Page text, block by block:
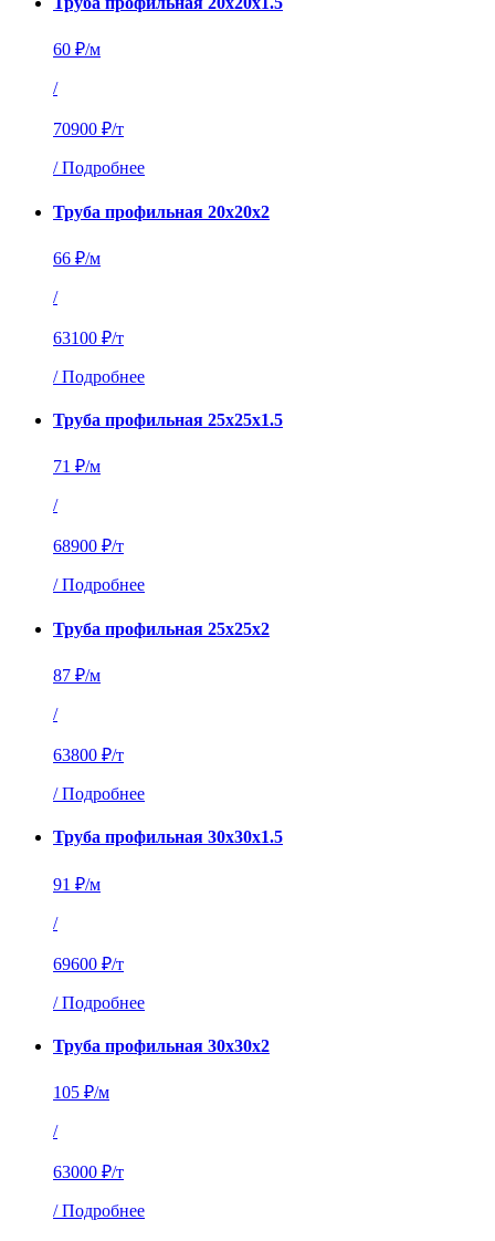
60 ₽/м
/
70900 ₽/т
/ Подробнее
Труба профильная 20х20х2
66 ₽/м
/
63100 ₽/т
/ Подробнее
Труба профильная 25х25х1.5
71 ₽/м
/
68900 ₽/т
/ Подробнее
Труба профильная 25х25х2
87 ₽/м
/
63800 ₽/т
/ Подробнее
Труба профильная 30х30х1.5
91 ₽/м
/
69600 ₽/т
/ Подробнее
Труба профильная 30х30х2
105 ₽/м
/
63000 ₽/т
/ Подробнее